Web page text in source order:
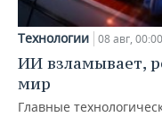
Технологии 08 авг, 00:00
ИИ взламывает,
мир
Главные